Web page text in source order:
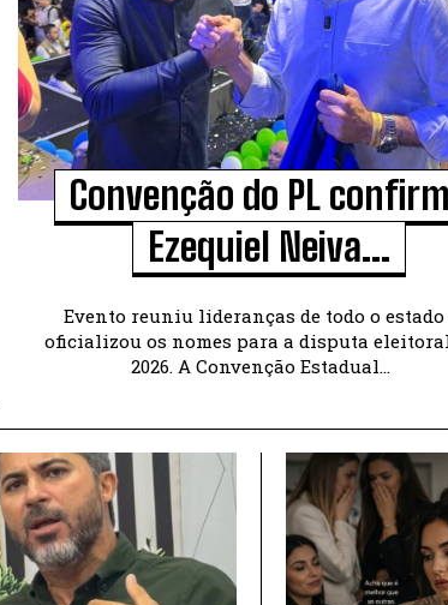
Convenção do PL
Ezequiel Neiva...
Evento reuniu lideranças de todo o estado
oficializou os nomes para a disputa
2026. A Convenção Estadual...